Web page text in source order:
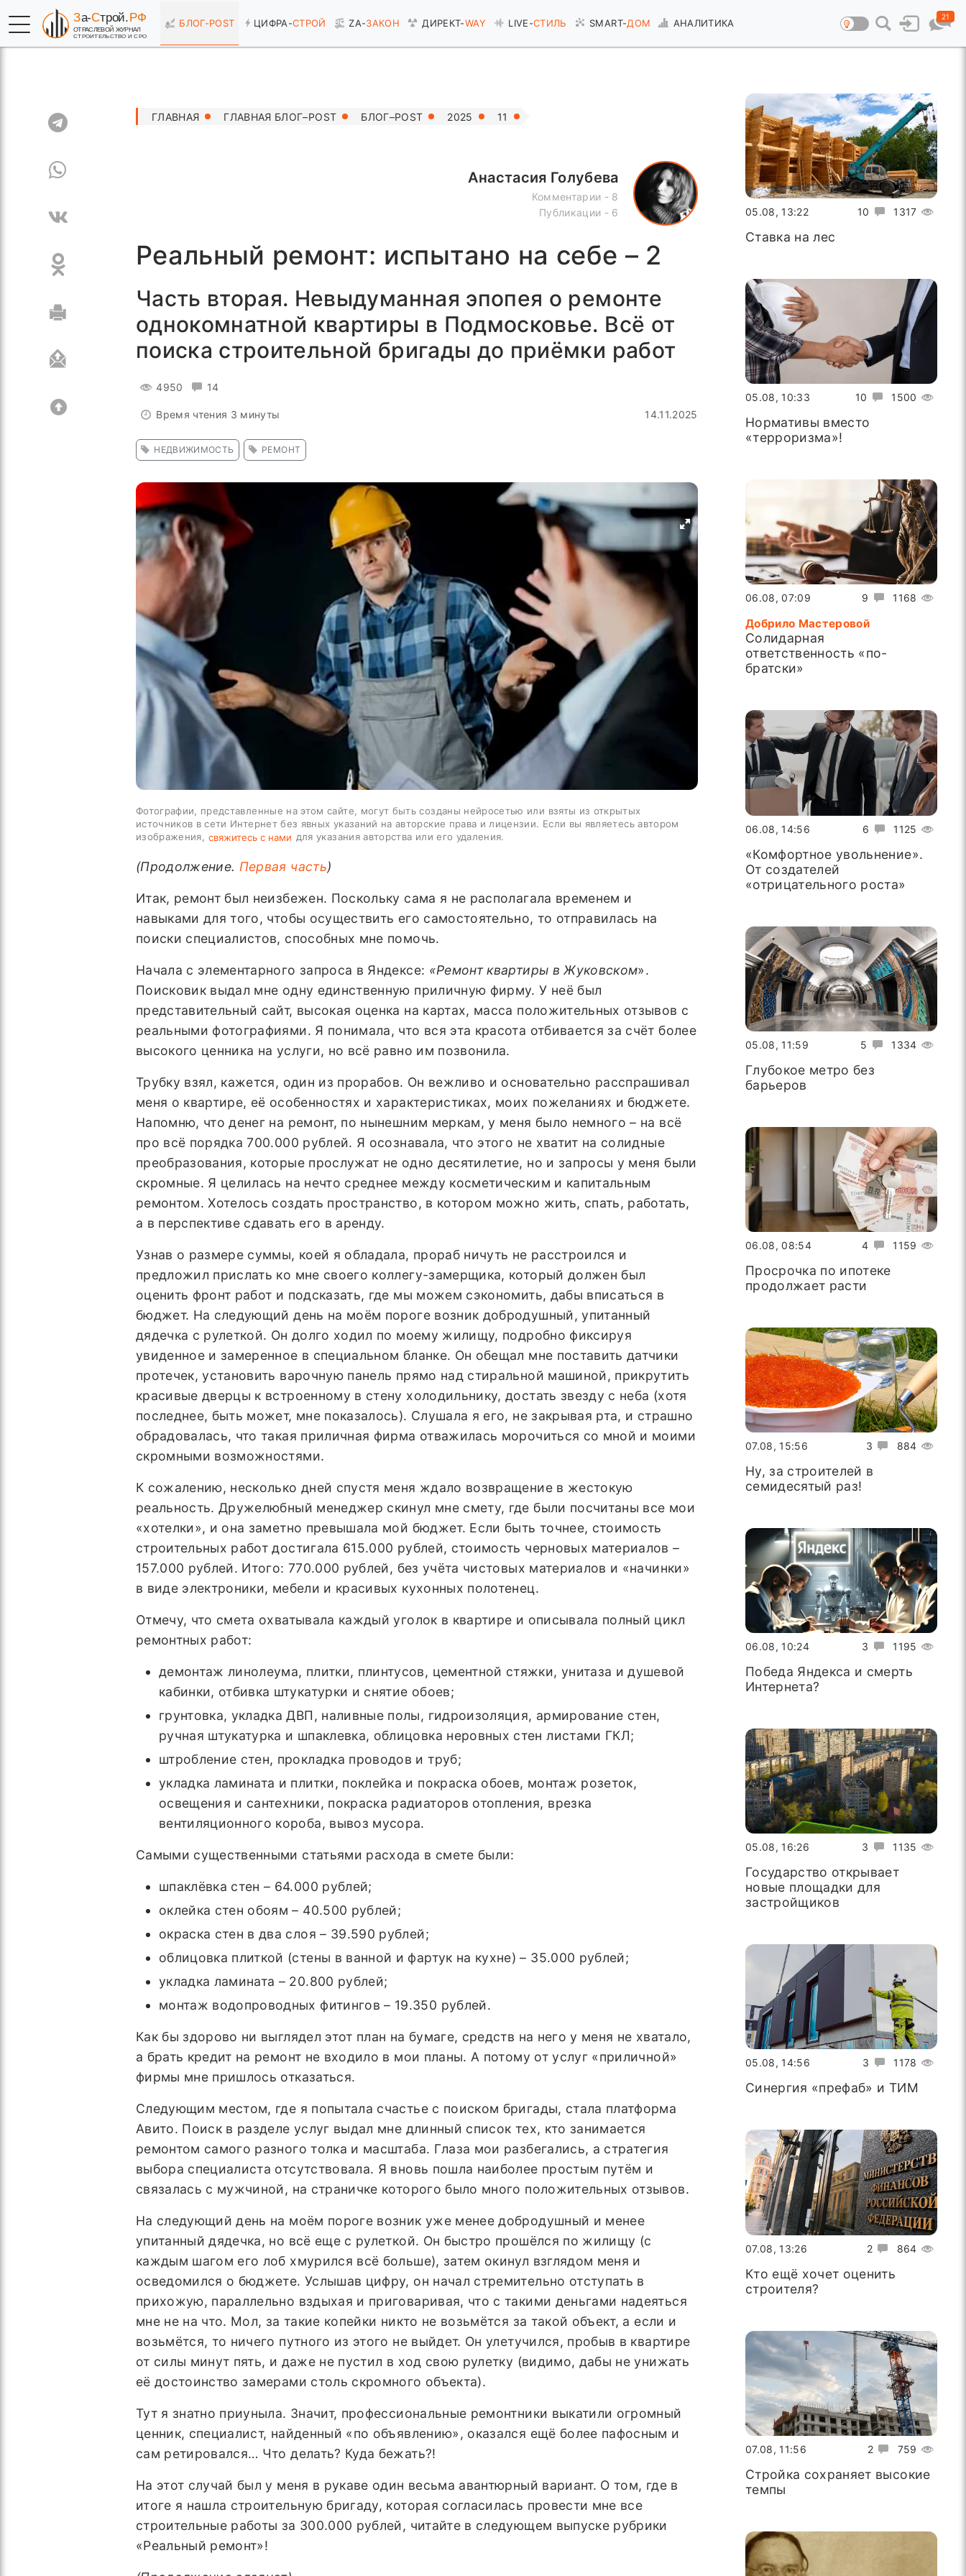
БЛОГ-POST ЦИФРА-СТРОЙ ZA-ЗАКОН ДИРЕКТ-WAY LIVE-СТИЛЬ SMART-ДОМ АНАЛИТИКА
21
ГЛАВНАЯ ГЛАВНАЯ БЛОГ–POST БЛОГ–POST 2025 11
Анастасия Голубева
Комментарии - 8
Публикации - 6
Реальный ремонт: испытано на себе – 2
Часть вторая. Невыдуманная эпопея о ремонте
однокомнатной квартиры в Подмосковье. Всё от
поиска строительной бригады до приёмки работ
4950 14
Время чтения 3 минуты 14.11.2025
НЕДВИЖИМОСТЬ РЕМОНТ
Фотографии, представленные на этом сайте, могут быть созданы нейросетью или взяты из открытых
источников в сети Интернет без явных указаний на авторские права и лицензии. Если вы являетесь автором
изображения, свяжитесь с нами для указания авторства или его удаления.
(Продолжение. Первая часть)
Итак, ремонт был неизбежен. Поскольку сама я не располагала временем и
навыками для того, чтобы осуществить его самостоятельно, то отправилась на
поиски специалистов, способных мне помочь.
Начала с элементарного запроса в Яндексе: «Ремонт квартиры в Жуковском».
Поисковик выдал мне одну единственную приличную фирму. У неё был
представительный сайт, высокая оценка на картах, масса положительных отзывов с
реальными фотографиями. Я понимала, что вся эта красота отбивается за счёт более
высокого ценника на услуги, но всё равно им позвонила.
Трубку взял, кажется, один из прорабов. Он вежливо и основательно расспрашивал
меня о квартире, её особенностях и характеристиках, моих пожеланиях и бюджете.
Напомню, что денег на ремонт, по нынешним меркам, у меня было немного – на всё
про всё порядка 700.000 рублей. Я осознавала, что этого не хватит на солидные
преобразования, которые прослужат не одно десятилетие, но и запросы у меня были
скромные. Я целилась на нечто среднее между косметическим и капитальным
ремонтом. Хотелось создать пространство, в котором можно жить, спать, работать,
а в перспективе сдавать его в аренду.
Узнав о размере суммы, коей я обладала, прораб ничуть не расстроился и
предложил прислать ко мне своего коллегу-замерщика, который должен был
оценить фронт работ и подсказать, где мы можем сэкономить, дабы вписаться в
бюджет. На следующий день на моём пороге возник добродушный, упитанный
дядечка с рулеткой. Он долго ходил по моему жилищу, подробно фиксируя
увиденное и замеренное в специальном бланке. Он обещал мне поставить датчики
протечек, установить варочную панель прямо над стиральной машиной, прикрутить
красивые дверцы к встроенному в стену холодильнику, достать звезду с неба (хотя
последнее, быть может, мне показалось). Слушала я его, не закрывая рта, и страшно
обрадовалась, что такая приличная фирма отважилась морочиться со мной и моими
скромными возможностями.
К сожалению, несколько дней спустя меня ждало возвращение в жестокую
реальность. Дружелюбный менеджер скинул мне смету, где были посчитаны все мои
«хотелки», и она заметно превышала мой бюджет. Если быть точнее, стоимость
строительных работ достигала 615.000 рублей, стоимость черновых материалов –
157.000 рублей. Итого: 770.000 рублей, без учёта чистовых материалов и «начинки»
в виде электроники, мебели и красивых кухонных полотенец.
Отмечу, что смета охватывала каждый уголок в квартире и описывала полный цикл
ремонтных работ:
демонтаж линолеума, плитки, плинтусов, цементной стяжки, унитаза и душевой
кабинки, отбивка штукатурки и снятие обоев;
грунтовка, укладка ДВП, наливные полы, гидроизоляция, армирование стен,
ручная штукатурка и шпаклевка, облицовка неровных стен листами ГКЛ;
штробление стен, прокладка проводов и труб;
укладка ламината и плитки, поклейка и покраска обоев, монтаж розеток,
освещения и сантехники, покраска радиаторов отопления, врезка
вентиляционного короба, вывоз мусора.
Самыми существенными статьями расхода в смете были:
шпаклёвка стен – 64.000 рублей;
оклейка стен обоям – 40.500 рублей;
окраска стен в два слоя – 39.590 рублей;
облицовка плиткой (стены в ванной и фартук на кухне) – 35.000 рублей;
укладка ламината – 20.800 рублей;
монтаж водопроводных фитингов – 19.350 рублей.
Как бы здорово ни выглядел этот план на бумаге, средств на него у меня не хватало,
а брать кредит на ремонт не входило в мои планы. А потому от услуг «приличной»
фирмы мне пришлось отказаться.
Следующим местом, где я попытала счастье с поиском бригады, стала платформа
Авито. Поиск в разделе услуг выдал мне длинный список тех, кто занимается
ремонтом самого разного толка и масштаба. Глаза мои разбегались, а стратегия
выбора специалиста отсутствовала. Я вновь пошла наиболее простым путём и
связалась с мужчиной, на страничке которого было много положительных отзывов.
На следующий день на моём пороге возник уже менее добродушный и менее
упитанный дядечка, но всё еще с рулеткой. Он быстро прошёлся по жилищу (с
каждым шагом его лоб хмурился всё больше), затем окинул взглядом меня и
осведомился о бюджете. Услышав цифру, он начал стремительно отступать в
прихожую, параллельно вздыхая и приговаривая, что с такими деньгами надеяться
мне не на что. Мол, за такие копейки никто не возьмётся за такой объект, а если и
возьмётся, то ничего путного из этого не выйдет. Он улетучился, пробыв в квартире
от силы минут пять, и даже не пустил в ход свою рулетку (видимо, дабы не унижать
её достоинство замерами столь скромного объекта).
Тут я знатно приуныла. Значит, профессиональные ремонтники выкатили огромный
ценник, специалист, найденный «по объявлению», оказался ещё более пафосным и
сам ретировался… Что делать? Куда бежать?!
На этот случай был у меня в рукаве один весьма авантюрный вариант. О том, где в
итоге я нашла строительную бригаду, которая согласилась провести мне все
строительные работы за 300.000 рублей, читайте в следующем выпуске рубрики
«Реальный ремонт»!
10 1317
05.08, 13:22
Ставка на лес
10 1500
05.08, 10:33
Нормативы вместо
«терроризма»!
9 1168
06.08, 07:09
Добрило Мастеровой
Солидарная
ответственность «по-
братски»
6 1125
06.08, 14:56
«Комфортное увольнение».
От создателей
«отрицательного роста»
5 1334
05.08, 11:59
Глубокое метро без
барьеров
4 1159
06.08, 08:54
Просрочка по ипотеке
продолжает расти
3 884
07.08, 15:56
Ну, за строителей в
семидесятый раз!
3 1195
06.08, 10:24
Победа Яндекса и смерть
Интернета?
3 1135
05.08, 16:26
Государство открывает
новые площадки для
застройщиков
3 1178
05.08, 14:56
Синергия «префаб» и ТИМ
2 864
07.08, 13:26
Кто ещё хочет оценить
строителя?
2 759
07.08, 11:56
Стройка сохраняет высокие
темпы